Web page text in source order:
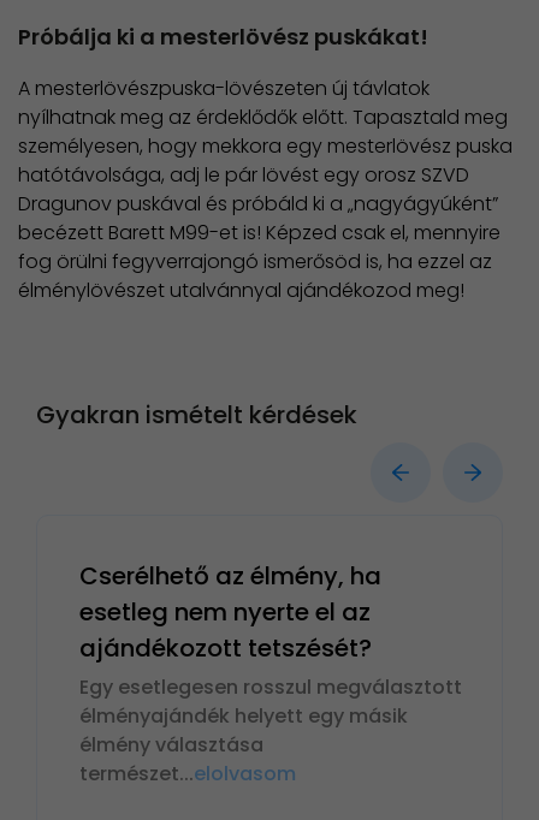
Próbálja ki a mesterlövész puskákat!
A mesterlövészpuska-lövészeten új távlatok
nyílhatnak meg az érdeklődők előtt. Tapasztald meg
személyesen, hogy mekkora egy mesterlövész puska
hatótávolsága, adj le pár lövést egy orosz SZVD
Dragunov puskával és próbáld ki a „nagyágyúként”
becézett Barett M99-et is! Képzed csak el, mennyire
fog örülni fegyverrajongó ismerősöd is, ha ezzel az
élménylövészet utalvánnyal ajándékozod meg!
Gyakran ismételt kérdések
Cserélhető az élmény, ha
esetleg nem nyerte el az
ajándékozott tetszését?
Egy esetlegesen rosszul megválasztott
élményajándék helyett egy másik
élmény választása
természet...elolvasom